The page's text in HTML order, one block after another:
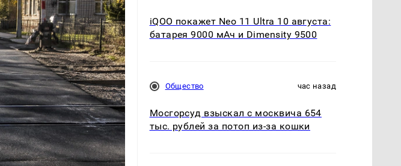
iQOO покажет Neo 11 Ultra 10 августа:
батарея 9000 мАч и Dimensity 9500
Общество час назад
Мосгорсуд взыскал с москвича 654
тыс. рублей за потоп из-за кошки